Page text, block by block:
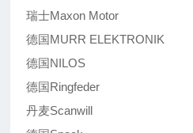
瑞士Maxon Motor
德国MURR ELEKTRONIK
德国NILOS
德国Ringfeder
丹麦Scanwill